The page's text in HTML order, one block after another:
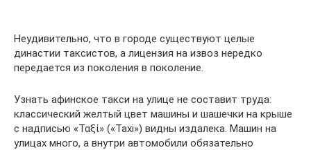
Неудивительно, что в городе существуют целые
династии таксистов, а лицензия на извоз нередко
передается из поколения в поколение.
Узнать афинское такси на улице не составит труда:
классический желтый цвет машины и шашечки на крыше
с надписью «Ταξί» («Taxi») видны издалека. Машин на
улицах много, а внутри автомобили обязательно